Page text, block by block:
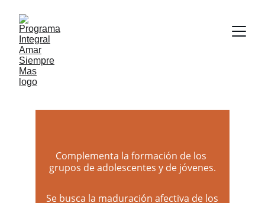
Complementa la formación de los
grupos de adolescentes y de jóvenes.